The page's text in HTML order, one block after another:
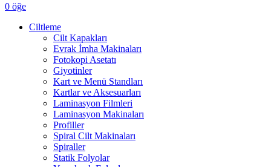
0 öğe
Ciltleme
Cilt Kapakları
Evrak İmha Makinaları
Fotokopi Asetatı
Giyotinler
Kart ve Menü Standları
Kartlar ve Aksesuarları
Laminasyon Filmleri
Laminasyon Makinaları
Profiller
Spiral Cilt Makinaları
Spiraller
Statik Folyolar